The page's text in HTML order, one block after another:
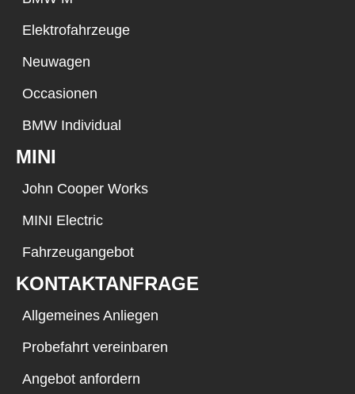
Elektrofahrzeuge
Neuwagen
Occasionen
BMW Individual
MINI
John Cooper Works
MINI Electric
Fahrzeugangebot
KONTAKTANFRAGE
Allgemeines Anliegen
Probefahrt vereinbaren
Angebot anfordern